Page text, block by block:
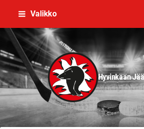
Siirry
sisältöön
Valikko
Hyvinkään